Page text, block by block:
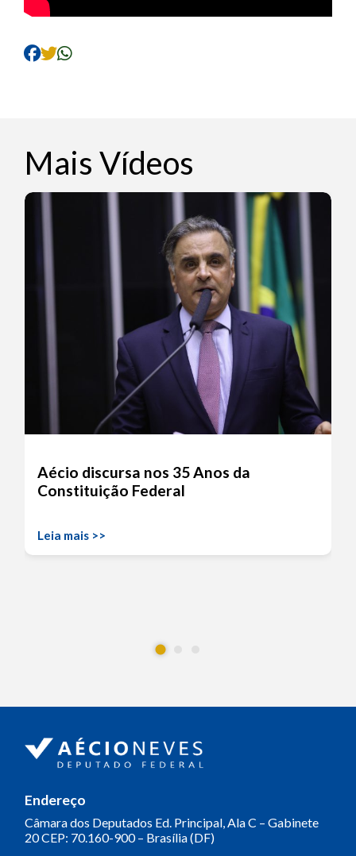
Mais Vídeos
Aécio discursa nos 35 Anos da
Constituição Federal
Leia mais >>
Endereço
Câmara dos Deputados Ed. Principal, Ala C – Gabinete
20CEP: 70.160-900 – Brasília (DF)